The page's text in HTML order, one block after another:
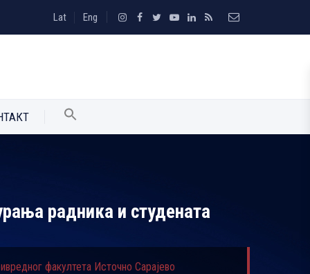
Lat Eng
радника и студената
факултета Источно Сарајево